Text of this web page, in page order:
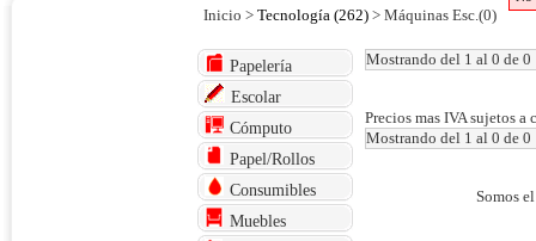
Inicio > Tecnología (262) > Máquinas Esc.(0)
Papelería
Escolar
Cómputo
Papel/Rollos
Consumibles
Muebles
Mostrando del 1 al 0 de 0
Precios mas IVA sujetos
Mostrando del 1 al 0 de 0
Somos